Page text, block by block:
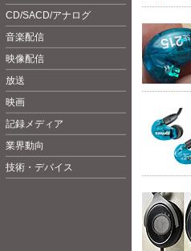
CD/SACD/アナログ
音楽配信
映像配信
放送
映画
記録メディア
業界動向
技術・デバイス